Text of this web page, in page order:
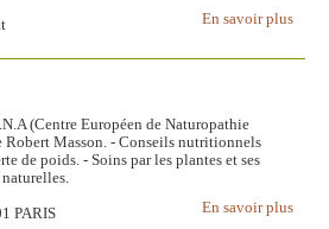
En savoir plus
(Centre Européen de Naturopathie
Robert Masson. - Conseils nutritionnels
de poids. - Soins par les plantes et ses
En savoir plus
PARIS